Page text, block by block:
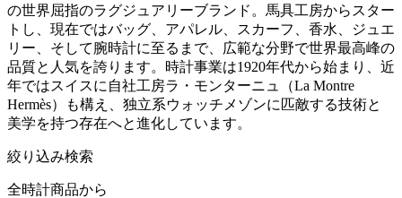
の世界屈指のラグジュアリーブランド。馬具工房からスター
トし、現在ではバッグ、アパレル、スカーフ、香水、ジュエ
リー、そして腕時計に至るまで、広範な分野で世界最高峰の
品質と人気を誇ります。時計事業は1920年代から始まり、近
年ではスイスに自社工房ラ・モンターニュ（La Montre
Hermès）も構え、独立系ウォッチメゾンに匹敵する技術と
美学を持つ存在へと進化しています。
絞り込み検索
全時計商品から